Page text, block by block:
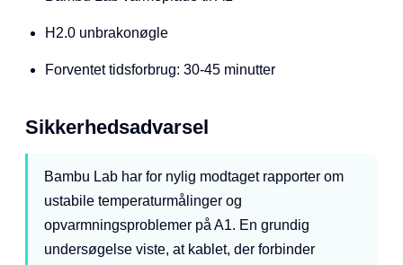
H2.0 unbrakonøgle
Forventet tidsforbrug: 30-45 minutter
Sikkerhedsadvarsel
Bambu Lab har for nylig modtaget rapporter om
ustabile temperaturmålinger og
opvarmningsproblemer på A1. En grundig
undersøgelse viste, at kablet, der forbinder